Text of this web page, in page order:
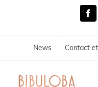
News Contact